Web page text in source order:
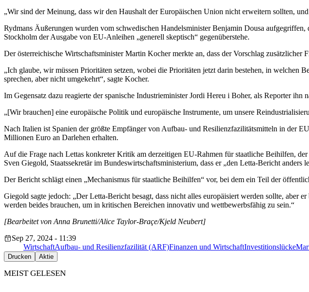
„Wir sind der Meinung, dass wir den Haushalt der Europäischen Union nicht erweitern sollten,
Rydmans Äußerungen wurden vom schwedischen Handelsminister Benjamin Dousa
Stockholm der Ausgabe von EU-Anleihen „generell skeptisch“ gegenüberstehe.
Der österreichische Wirtschaftsminister Martin Kocher merkte an, dass der Vorschlag
„Ich glaube, wir müssen Prioritäten setzen, wobei die Prioritäten jetzt darin bestehen, in
sprechen, aber nicht umgekehrt“, sagte Kocher.
Im Gegensatz dazu reagierte der spanische Industrieminister Jordi Hereu i Boher, als Reporter
„[Wir brauchen] eine europäische Politik und europäische Instrumente, um unsere
Nach Italien ist Spanien der größte Empfänger von Aufbau- und Resilienzfazilitätsmitteln in der
Millionen Euro an Darlehen erhalten.
Auf die Frage nach Lettas konkreter Kritik am derzeitigen EU-Rahmen für staatliche Beihilfen,
Sven Giegold, Staatssekretär im Bundeswirtschaftsministerium, dass er „den Letta-Bericht anders
Der Bericht schlägt einen „Mechanismus für staatliche Beihilfen“ vor, bei dem ein Teil der
Giegold sagte jedoch: „Der Letta-Bericht besagt, dass nicht alles europäisiert werden sollte, aber
werden beides brauchen, um in kritischen Bereichen innovativ und wettbewerbsfähig zu sein.“
[Bearbeitet von Anna Brunetti/Alice Taylor-Braçe/Kjeld Neubert]
Sep 27, 2024 - 11:39
WirtschaftAufbau- und Resilienzfazilität (ARF)Finanzen und WirtschaftInvestitionslücke
Drucken Aktie
MEIST GELESEN